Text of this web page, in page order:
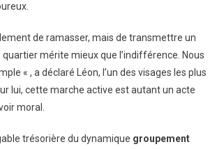
de ramasser, mais de transmettre un
mérite mieux que l’indifférence. Nous
« , a déclaré Léon, l’un des visages les plus
lui, cette marche active est autant un acte
moral.
trésorière du dynamique groupement